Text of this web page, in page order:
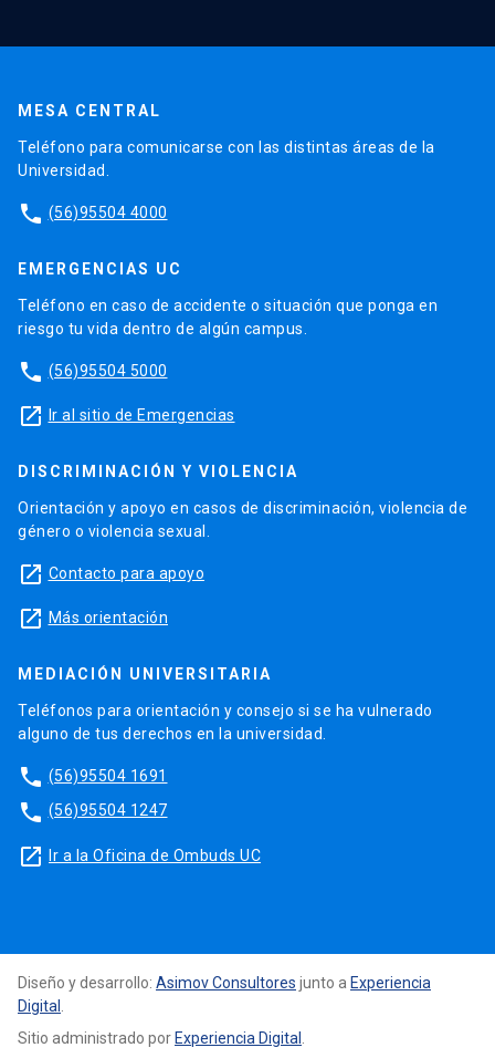
MESA CENTRAL
Teléfono para comunicarse con las distintas áreas de la
Universidad.
phone (56)95504 4000
EMERGENCIAS UC
Teléfono en caso de accidente o situación que ponga en
riesgo tu vida dentro de algún campus.
phone (56)95504 5000
launch Ir al sitio de Emergencias
DISCRIMINACIÓN Y VIOLENCIA
Orientación y apoyo en casos de discriminación, violencia de
género o violencia sexual.
launch Contacto para apoyo
launch Más orientación
MEDIACIÓN UNIVERSITARIA
Teléfonos para orientación y consejo si se ha vulnerado
alguno de tus derechos en la universidad.
phone (56)95504 1691
phone (56)95504 1247
launch Ir a la Oficina de Ombuds UC
Diseño y desarrollo: Asimov Consultores junto a Experiencia
Digital
Sitio administrado porExperiencia Digital